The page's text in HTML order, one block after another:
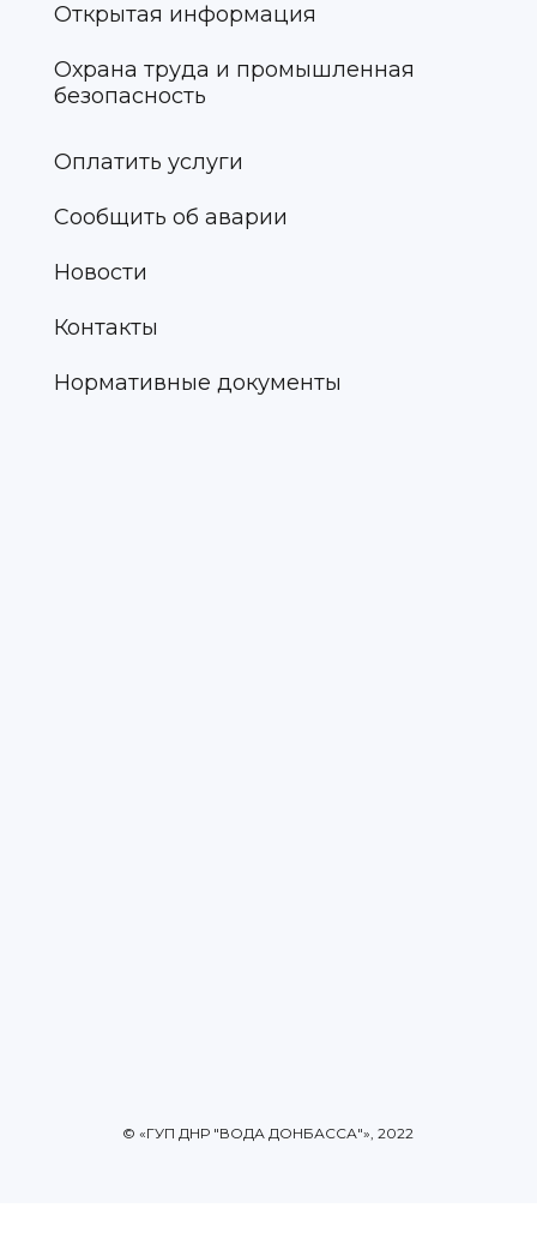
Открытая информация
Охрана труда и промышленная
безопасность
Оплатить услуги
Сообщить об аварии
Новости
Контакты
Нормативные документы
© «ГУП ДНР "ВОДА ДОНБАССА"», 2022